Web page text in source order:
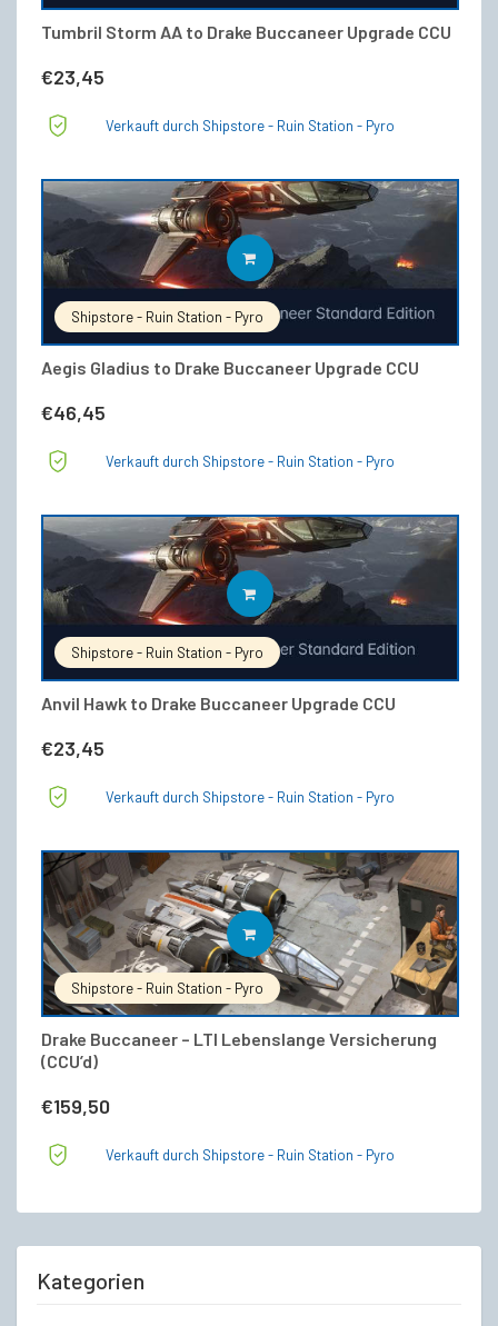
Tumbril Storm AA to Drake Buccaneer Upgrade CCU
€23,45
Verkauft durch Shipstore - Ruin Station - Pyro
Shipstore - Ruin Station - Pyro
Aegis Gladius to Drake Buccaneer Upgrade CCU
€46,45
IN DEN WARENKORB
Verkauft durch Shipstore - Ruin Station - Pyro
Shipstore - Ruin Station - Pyro
Anvil Hawk to Drake Buccaneer Upgrade CCU
€23,45
IN DEN WARENKORB
Verkauft durch Shipstore - Ruin Station - Pyro
Shipstore - Ruin Station - Pyro
Drake Buccaneer – LTI Lebenslange Versicherung
(CCU’d)
€159,50
IN DEN WARENKORB
Verkauft durch Shipstore - Ruin Station - Pyro
Kategorien